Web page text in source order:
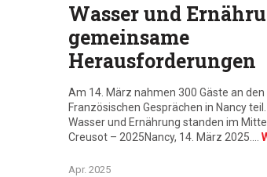
Wasser und
gemeinsame
Herausforderungen
Am 14. März nahmen 300 Gäste an den
Französischen Gesprächen in Nancy
Wasser und Ernährung standen im
Creusot – 2025Nancy, 14. März 2025.…
Apr. 2025